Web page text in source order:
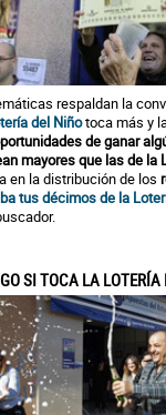
respaldan la
del Niñotoca más y
de ganar
mayores que las de la
en la distribución de los
tus décimos de la
SI TOCA LA LOTERÍA